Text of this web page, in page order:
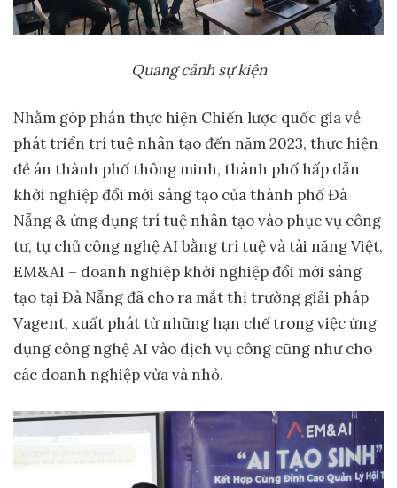
Quang cảnh sự kiện
Nhằm góp phần thực hiện Chiến lược quốc gia về
phát triển trí tuệ nhân tạo đến năm 2023, thực hiện
đề án thành phố thông minh, thành phố hấp dẫn
khởi nghiệp đổi mới sáng tạo của thành phố Đà
Nẵng & ứng dụng trí tuệ nhân tạo vào phục vụ công
tư, tự chủ công nghệ AI bằng trí tuệ và tài năng Việt,
EM&AI – doanh nghiệp khởi nghiệp đổi mới sáng
tạo tại Đà Nẵng đã cho ra mắt thị trường giải pháp
Vagent, xuất phát từ những hạn chế trong việc ứng
dụng công nghệ AI vào dịch vụ công cũng như cho
các doanh nghiệp vừa và nhỏ.